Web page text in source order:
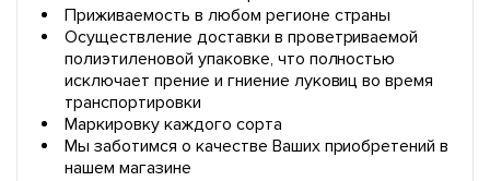
Приживаемость в любом регионе страны
Осуществление доставки в проветриваемой
полиэтиленовой упаковке, что полностью
исключает прение и гниение луковиц во время
транспортировки
Маркировку каждого сорта
Мы заботимся о качестве Ваших приобретений в
нашем магазине